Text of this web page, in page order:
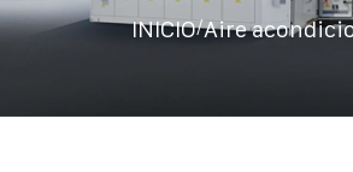
INICIO/Aire